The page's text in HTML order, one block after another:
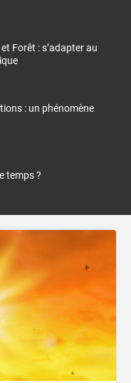
Forêt : s’adapter au
: un phénomène
temps ?